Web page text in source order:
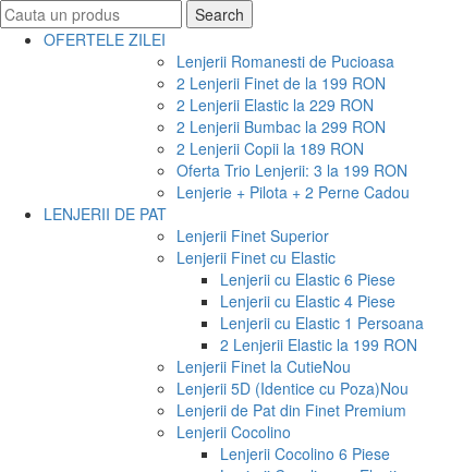
Search
for:
Search
OFERTELE ZILEI
Lenjerii Romanesti de Pucioasa
2 Lenjerii Finet de la 199 RON
2 Lenjerii Elastic la 229 RON
2 Lenjerii Bumbac la 299 RON
2 Lenjerii Copii la 189 RON
Oferta Trio Lenjerii: 3 la 199 RON
Lenjerie + Pilota + 2 Perne Cadou
LENJERII DE PAT
Lenjerii Finet Superior
Lenjerii Finet cu Elastic
Lenjerii cu Elastic 6 Piese
Lenjerii cu Elastic 4 Piese
Lenjerii cu Elastic 1 Persoana
2 Lenjerii Elastic la 199 RON
Lenjerii Finet la CutieNou
Lenjerii 5D (Identice cu Poza)Nou
Lenjerii de Pat din Finet Premium
Lenjerii Cocolino
Lenjerii Cocolino 6 Piese